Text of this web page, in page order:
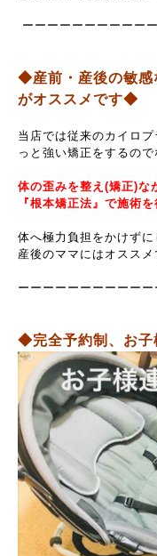
ーーーーーーーーーー
◆産前・産後の敏感
がオススメです◆
当店では従来のカイロ
っと強い矯正をするので
体の歪みを整え(矯正)な
『根本矯正法』で施術を
体へ極力負担をかけず
産後のママにはオスス
ーーーーーーーーーー
◆完全予約制、お